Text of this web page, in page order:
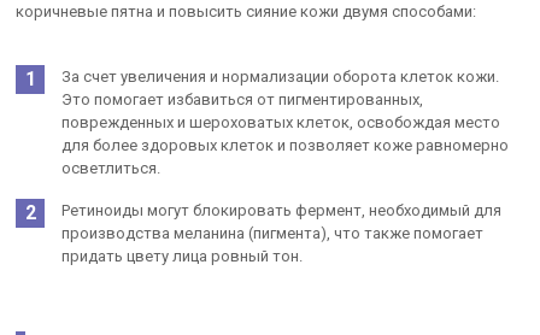
коричневые пятна и повысить сияние кожи двумя способами:
За счет увеличения и нормализации оборота клеток кожи.
Это помогает избавиться от пигментированных,
поврежденных и шероховатых клеток, освобождая место
для более здоровых клеток и позволяет коже равномерно
осветлиться.
Ретиноиды могут блокировать фермент, необходимый для
производства меланина (пигмента), что также помогает
придать цвету лица ровный тон.